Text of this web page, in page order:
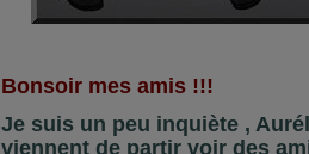
Bonsoir mes amis !!!
Je suis un peu inquiète ,
viennent de partir voir des